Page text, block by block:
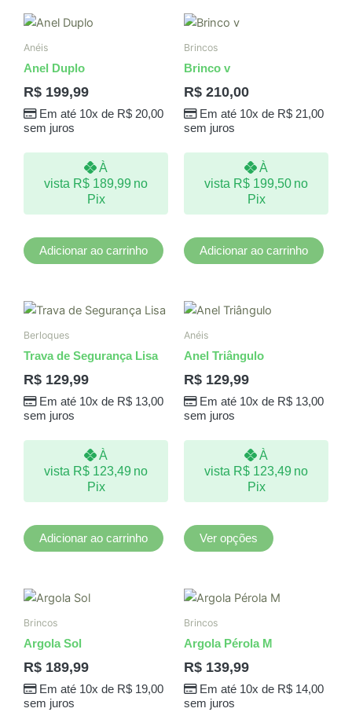
Anéis
Anel Duplo
R$ 199,99
Em até 10x de R$20,00
sem juros
À
vista R$189,99 no
Pix
Adicionar ao carrinho
Brincos
Brinco v
R$ 210,00
Em até 10x de R$21,00
sem juros
À
vista R$199,50 no
Pix
Adicionar ao carrinho
Berloques
Trava de Segurança Lisa
R$ 129,99
Em até 10x de R$13,00
sem juros
À
vista R$123,49 no
Pix
Adicionar ao carrinho
Anéis
Anel Triângulo
R$ 129,99
Em até 10x de R$13,00
sem juros
À
vista R$123,49 no
Pix
Ver opções
As
podem
escolhidas
do
Brincos
Argola Sol
R$ 189,99
Em até 10x de R$19,00
sem juros
Brincos
Argola Pérola M
R$ 139,99
Em até 10x de R$14,00
sem juros